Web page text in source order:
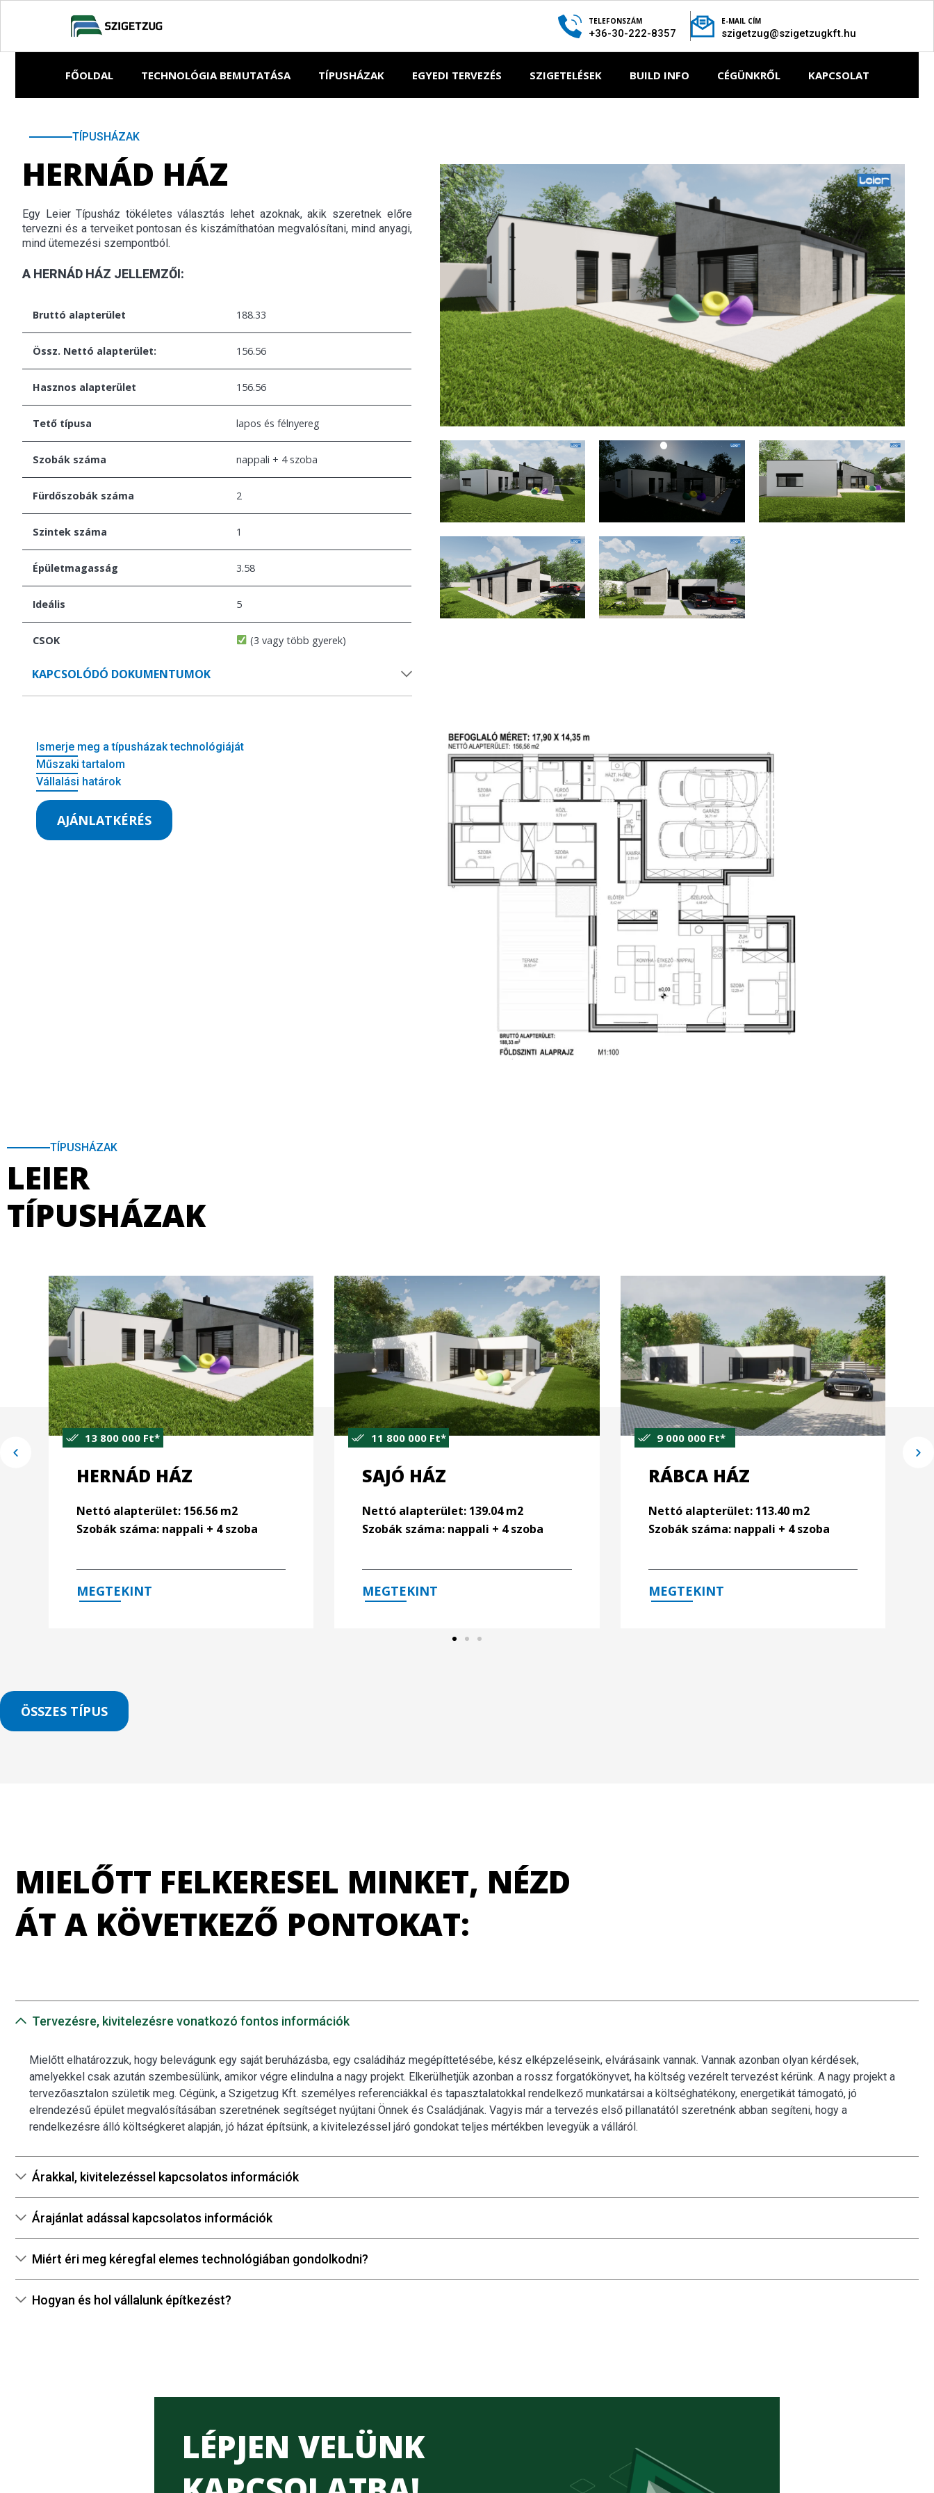
TELEFONSZÁM
+36-30-222-8357
E-MAIL CÍM
szigetzug@szigetzugkft.hu
FŐOLDAL TECHNOLÓGIA BEMUTATÁSA TÍPUSHÁZAK EGYEDI TERVEZÉS SZIGETELÉSEK BUILD INFO CÉGÜNKRŐL KAPCSOLAT
TÍPUSHÁZAK
HERNÁD HÁZ
Egy Leier Típusház tökéletes választás lehet azoknak, akik szeretnek előre
tervezni és a terveiket pontosan és kiszámíthatóan megvalósítani, mind anyagi,
mind ütemezési szempontból.
A HERNÁD HÁZ JELLEMZŐI:
Bruttó alapterület 188.33
Össz. Nettó alapterület: 156.56
Hasznos alapterület 156.56
Tető típusa lapos és félnyereg
Szobák száma nappali + 4 szoba
Fürdőszobák száma 2
Szintek száma 1
Épületmagasság 3.58
Ideális 5
CSOK (3 vagy több gyerek)
KAPCSOLÓDÓ DOKUMENTUMOK
Ismerje meg a típusházak technológiáját
Műszaki tartalom
Vállalási határok
AJÁNLATKÉRÉS
TÍPUSHÁZAK
LEIER
TÍPUSHÁZAK
11 800 000 Ft*
SAJÓ HÁZ
Nettó alapterület: 139.04 m2
Szobák száma: nappali + 4 szoba
MEGTEKINT
9 000 000 Ft*
RÁBCA HÁZ
Nettó alapterület: 113.40 m2
Szobák száma: nappali + 4 szoba
MEGTEKINT
13 800 000 Ft*
HERNÁD HÁZ
Nettó alapterület: 156.56 m2
Szobák száma: nappali + 4 szoba
MEGTEKINT
ÖSSZES TÍPUS
MIELŐTT FELKERESEL MINKET, NÉZD
ÁT A KÖVETKEZŐ PONTOKAT:
Tervezésre, kivitelezésre vonatkozó fontos információk
Mielőtt elhatározzuk, hogy belevágunk egy saját beruházásba, egy családiház megépíttetésébe, kész elképzeléseink, elvárásaink vannak. Vannak azonban olyan kérdések,
amelyekkel csak azután szembesülünk, amikor végre elindulna a nagy projekt. Elkerülhetjük azonban a rossz forgatókönyvet, ha költség vezérelt tervezést kérünk. A nagy projekt a
tervezőasztalon születik meg. Cégünk, a Szigetzug Kft. személyes referenciákkal és tapasztalatokkal rendelkező munkatársai a költséghatékony, energetikát támogató, jó
elrendezésű épület megvalósításában szeretnének segítséget nyújtani Önnek és Családjának. Vagyis már a tervezés első pillanatától szeretnénk abban segíteni, hogy a
rendelkezésre álló költségkeret alapján, jó házat építsünk, a kivitelezéssel járó gondokat teljes mértékben levegyük a válláról.
Árakkal, kivitelezéssel kapcsolatos információk
Árajánlat adással kapcsolatos információk
Miért éri meg kéregfal elemes technológiában gondolkodni?
Hogyan és hol vállalunk építkezést?
LÉPJEN VELÜNK